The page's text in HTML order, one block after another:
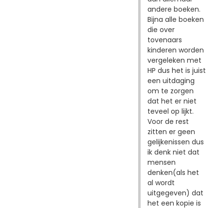
andere boeken.
Bijna alle boeken
die over
tovenaars
kinderen worden
vergeleken met
HP dus het is juist
een uitdaging
om te zorgen
dat het er niet
teveel op lijkt.
Voor de rest
zitten er geen
gelijkenissen dus
ik denk niet dat
mensen
denken(als het
al wordt
uitgegeven) dat
het een kopie is